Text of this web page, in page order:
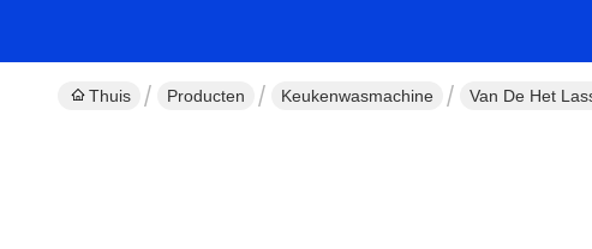
Thuis Producten Keukenwasmachine Van De Het